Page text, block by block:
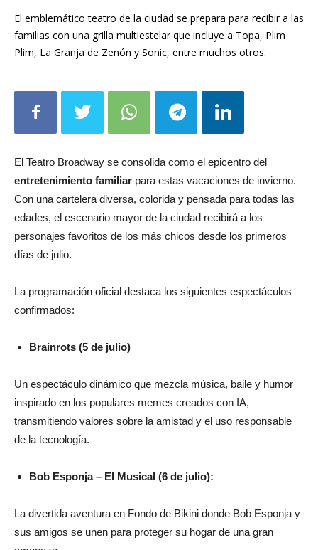
El emblemático teatro de la ciudad se prepara para recibir a las
familias con una grilla multiestelar que incluye a Topa, Plim
Plim, La Granja de Zenón y Sonic, entre muchos otros.
El Teatro Broadway se consolida como el epicentro del
entretenimiento familiar para estas vacaciones de invierno.
Con una cartelera diversa, colorida y pensada para todas las
edades, el escenario mayor de la ciudad recibirá a los
personajes favoritos de los más chicos desde los primeros
días de julio.
La programación oficial destaca los siguientes espectáculos
confirmados:
Brainrots (5 de julio)
Un espectáculo dinámico que mezcla música, baile y humor
inspirado en los populares memes creados con IA,
transmitiendo valores sobre la amistad y el uso responsable
de la tecnología.
Bob Esponja – El Musical (6 de julio):
La divertida aventura en Fondo de Bikini donde Bob Esponja y
sus amigos se unen para proteger su hogar de una gran